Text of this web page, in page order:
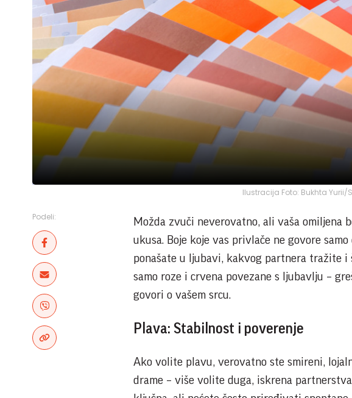
Ilustracija Foto: Bukhta Yurii/
Podeli:
Možda zvuči neverovatno, ali vaša omiljena
ukusa. Boje koje vas privlače ne govore
ponašate u ljubavi, kakvog partnera tražite i
samo roze i crvena povezane s ljubavlju –
govori o vašem srcu.
Plava: Stabilnost i poverenje
Ako volite plavu, verovatno ste smireni,
drame – više volite duga, iskrena